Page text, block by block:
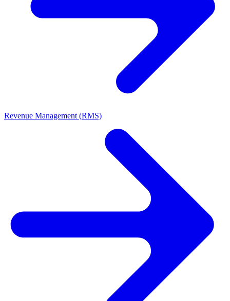
Revenue Management (RMS)